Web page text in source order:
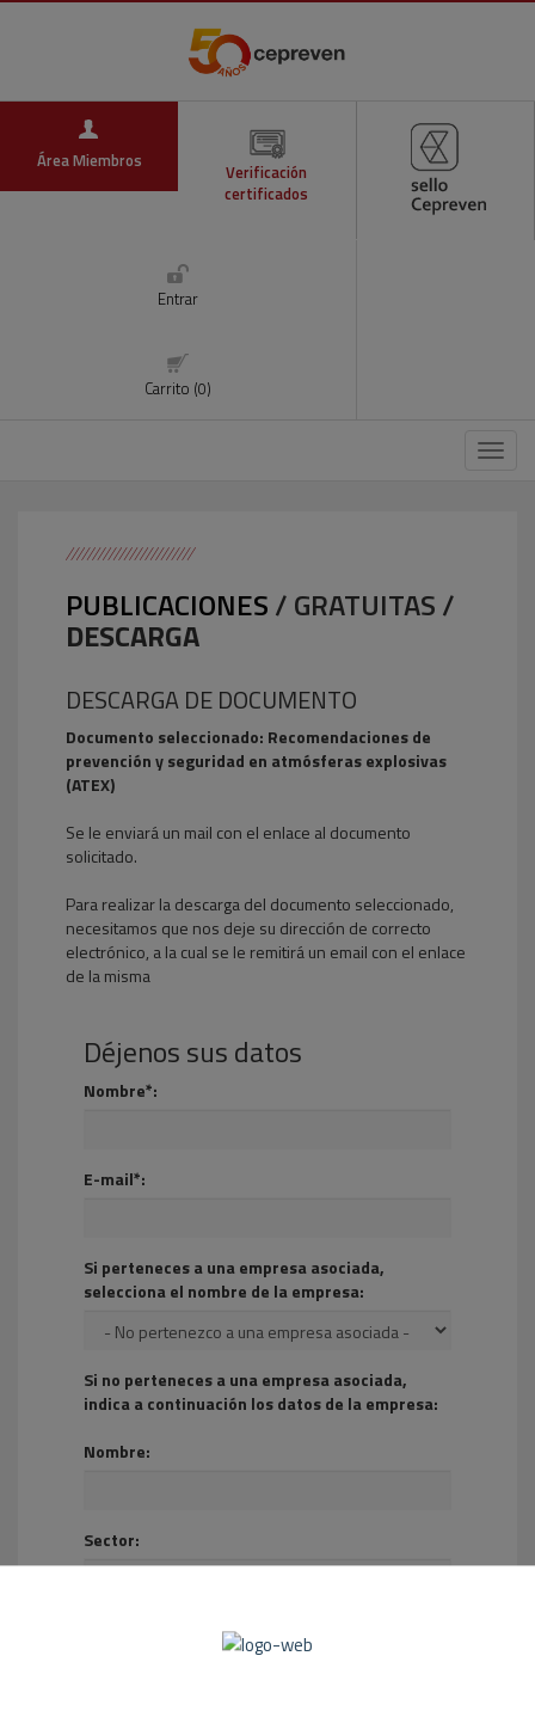
Área Miembros
Verificación
certificados
Entrar
Carrito (0)
Menú
PUBLICACIONES/ GRATUITAS /
DESCARGA
DESCARGA DE DOCUMENTO
Documento seleccionado: Recomendaciones de
prevención y seguridad en atmósferas explosivas
(ATEX)
Se le enviará un mail con el enlace al documento
solicitado.
Para realizar la descarga del documento seleccionado,
necesitamos que nos deje su dirección de correcto
electrónico, a la cual se le remitirá un email con el enlace
de la misma
Déjenos sus datos
Nombre*:
E-mail*:
Si perteneces a una empresa asociada,
selecciona el nombre de la empresa:
Si no perteneces a una empresa asociada,
indica a continuación los datos de la empresa:
Nombre:
Sector:
* Confirmo que he leído y acepto la
y lasCondiciones de uso